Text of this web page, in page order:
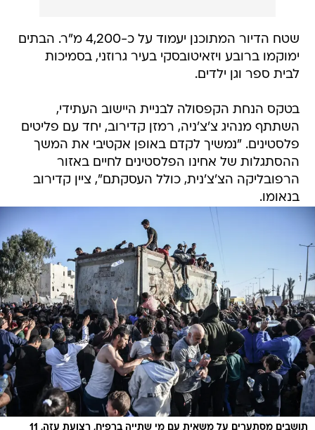
שטח הדיור המתוכנן יעמוד על כ-4,200 מ"ר. הבתים
ימוקמו ברובע ויזאיטובסקי בעיר גרוזני, בסמיכות
לבית ספר וגן ילדים.
בטקס הנחת הקפסולה לבניית היישוב העתידי,
השתתף מנהיג צ'צ'ניה, רמזן קדירוב, יחד עם פליטים
פלסטינים. "נמשיך לקדם באופן אקטיבי את המשך
ההסתגלות של אחינו הפלסטינים לחיים באזור
הרפובליקה הצ'צ'נית, כולל העסקתם", ציין קדירוב
בנאומו.
תושבים מסתערים על משאית עם מי שתייה ברפיח, רצועת עזה, 11